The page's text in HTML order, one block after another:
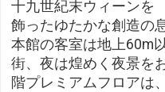
十九世紀末ウィーンを
飾ったゆたかな創造の
本館の客室は地上60m
街、夜は煌めく夜景を
階プレミアムフロアは